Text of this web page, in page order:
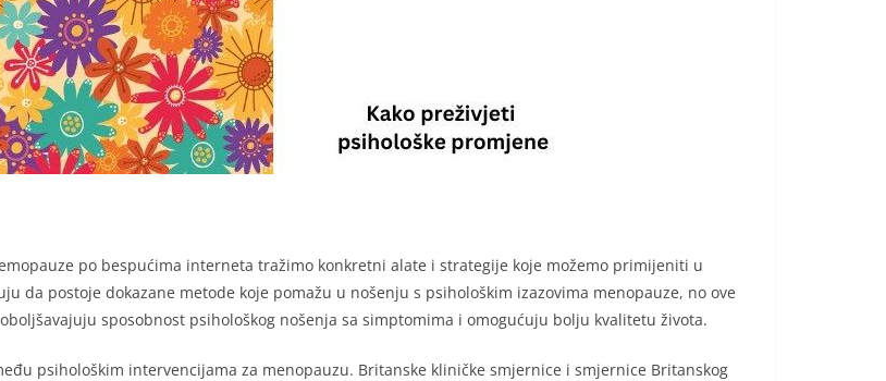
po bespućima interneta tražimo konkretni alate i strategije koje možemo primijeniti u
da postoje dokazane metode koje pomažu u nošenju s psihološkim izazovima menopauze, no ove
sposobnost psihološkog nošenja sa simptomima i omogućuju bolju kvalitetu života.
psihološkim intervencijama za menopauzu. Britanske kliničke smjernice i smjernice Britanskog